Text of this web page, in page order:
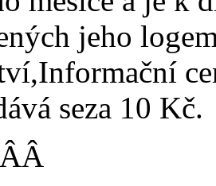
jeho
seza 10 Kč.